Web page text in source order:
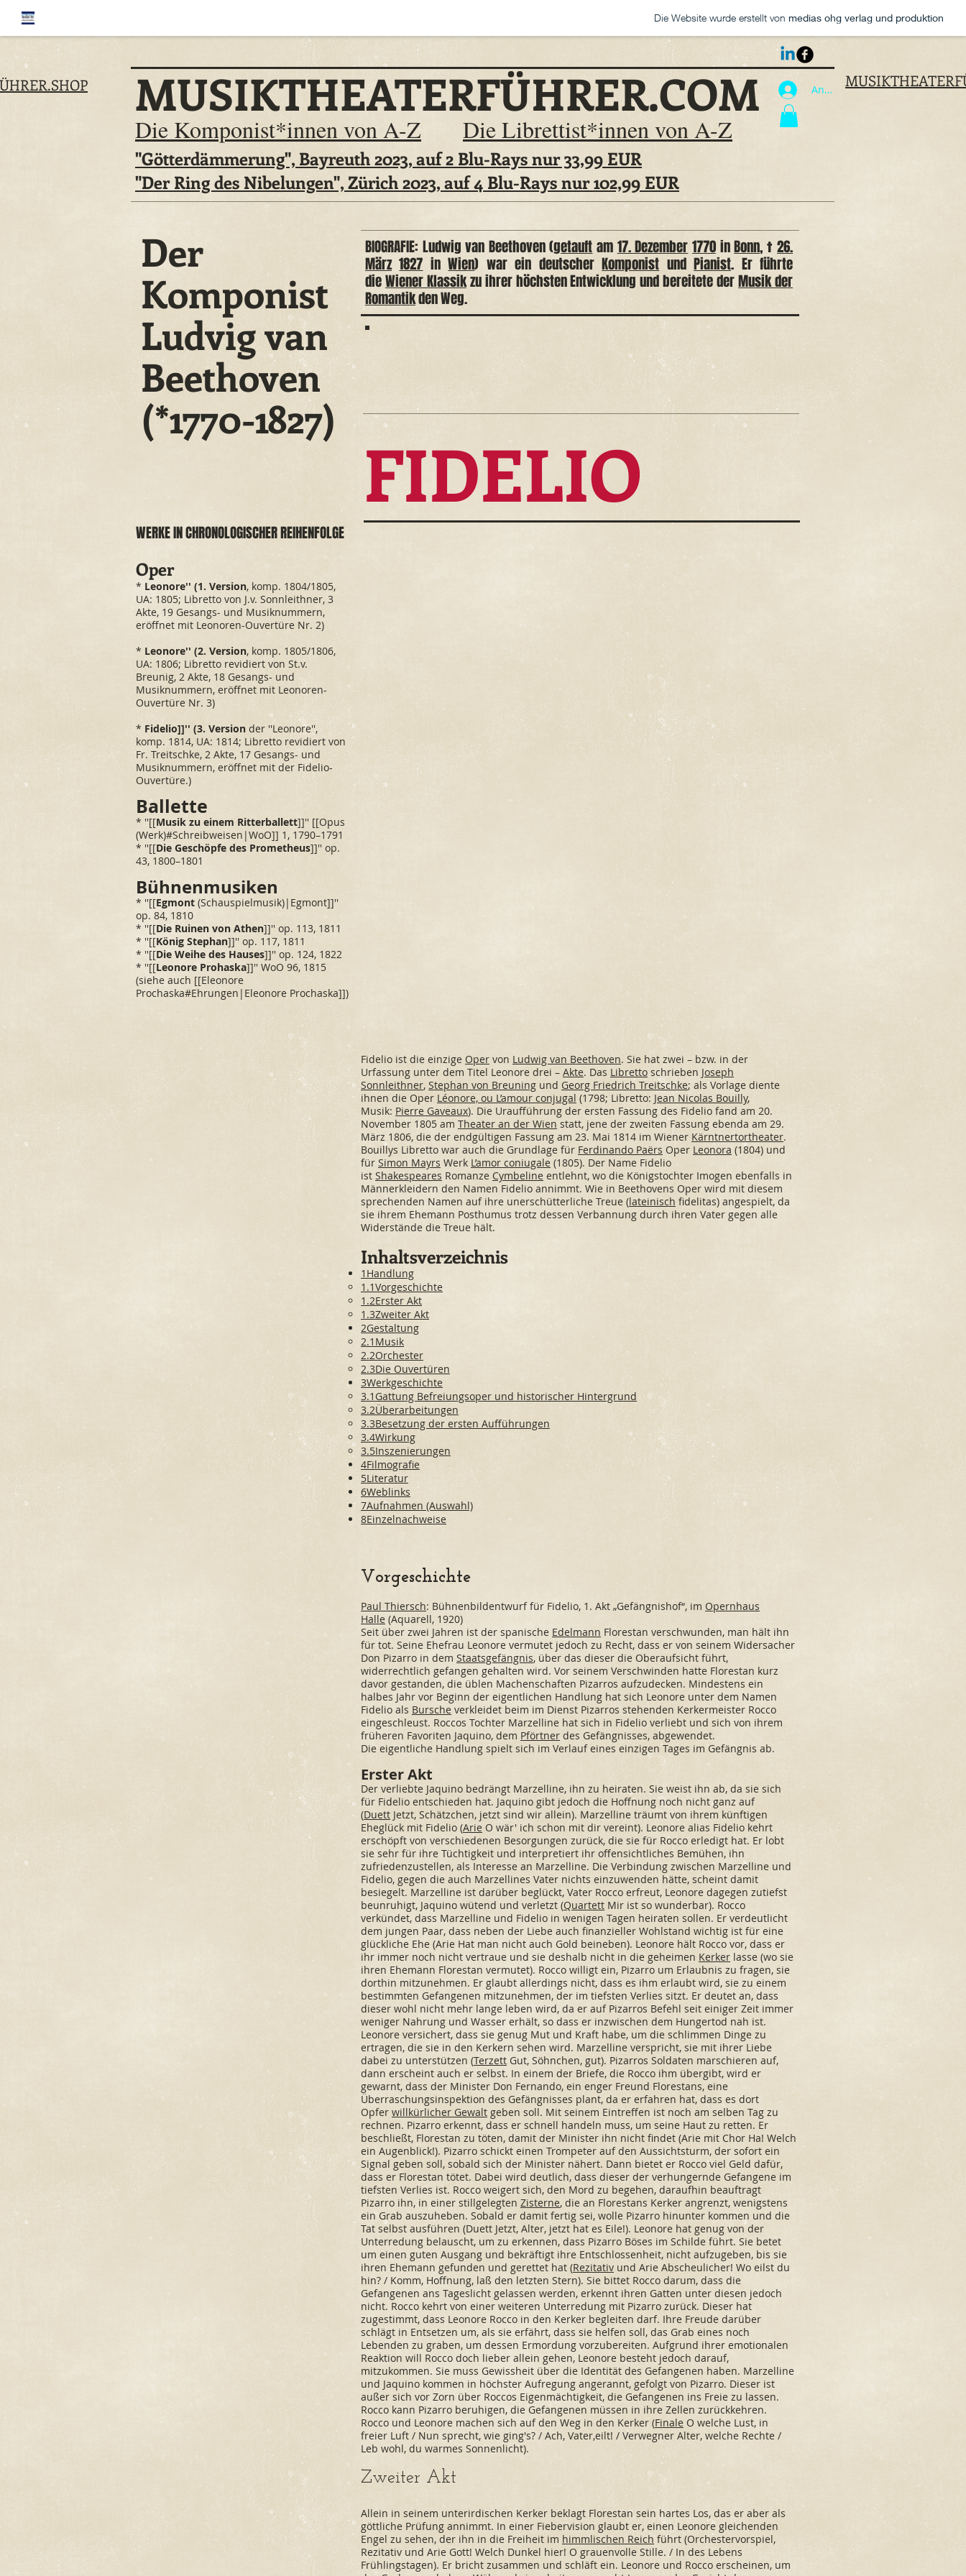
Die Website wurde erstellt von medias ohg verlag und produktion
MUSIKTHEATERFÜHRER.COM Anmelden
Die Komponist*innen von A-Z Die Librettist*innen von A-Z
"Götterdämmerung", Bayreuth 2023, auf 2 Blu-Rays nur 33,99 EUR
"Der Ring des Nibelungen", Zürich 2023, auf 4 Blu-Rays nur 102,99 EUR
Der
Komponist
Ludvig van
Beethoven
(*1770-1827)
BIOGRAFIE: Ludwig van Beethoven (getauft am 17. Dezember 1770inBonn, †26.
März 1827 inWien) war ein deutscherKomponist undPianist. Er führte
dieWiener Klassikzu ihrer höchsten Entwicklung und bereitete derMusik der
Romantikden Weg.
FIDELIO
WERKE IN CHRONOLOGISCHER REIHENFOLGE
Oper
* Leonore'' (1. Version, komp. 1804/1805,
UA: 1805; Libretto von J.v. Sonnleithner, 3
Akte, 19 Gesangs- und Musiknummern,
eröffnet mit Leonoren-Ouvertüre Nr. 2)
* Leonore'' (2. Version, komp. 1805/1806,
UA: 1806; Libretto revidiert von St.v.
Breunig, 2 Akte, 18 Gesangs- und
Musiknummern, eröffnet mit Leonoren-
Ouvertüre Nr. 3)
* Fidelio]]'' (3. Version der ''Leonore'',
komp. 1814, UA: 1814; Libretto revidiert von
Fr. Treitschke, 2 Akte, 17 Gesangs- und
Musiknummern, eröffnet mit der Fidelio-
Ouvertüre.)
Ballette
* ''[[Musik zu einem Ritterballett]]'' [[Opus
(Werk)#Schreibweisen|WoO]] 1, 1790–1791
* ''[[Die Geschöpfe des Prometheus]]'' op.
43, 1800–1801
Bühnenmusiken
* ''[[Egmont (Schauspielmusik)|Egmont]]''
op. 84, 1810
* ''[[Die Ruinen von Athen]]'' op. 113, 1811
* ''[[König Stephan]]'' op. 117, 1811
* ''[[Die Weihe des Hauses]]'' op. 124, 1822
* ''[[Leonore Prohaska]]'' WoO 96, 1815
(siehe auch [[Eleonore
Prochaska#Ehrungen|Eleonore Prochaska]])
Fidelio ist die einzige Oper von Ludwig van Beethoven. Sie hat zwei – bzw. in der
Urfassung unter dem Titel Leonore drei – Akte. Das Librettoschrieben Joseph
Sonnleithner, Stephan von Breuning und Georg Friedrich Treitschke; als Vorlage diente
ihnen die Oper Léonore, ou L’amour conjugal(1798; Libretto: Jean Nicolas Bouilly,
Musik: Pierre Gaveaux). Die Uraufführung der ersten Fassung des Fidelio fand am 20.
November 1805 am Theater an der Wien statt, jene der zweiten Fassung ebenda am 29.
März 1806, die der endgültigen Fassung am 23. Mai 1814 im Wiener Kärntnertortheater.
Bouillys Libretto war auch die Grundlage für Ferdinando Paërs Oper Leonora (1804) und
für Simon Mayrs Werk L’amor coniugale (1805). Der Name Fidelio
ist Shakespeares Romanze Cymbeline entlehnt, wo die Königstochter Imogen ebenfalls in
Männerkleidern den Namen Fidelio annimmt. Wie in Beethovens Oper wird mit diesem
sprechenden Namen auf ihre unerschütterliche Treue (lateinisch fidelitas) angespielt, da
sie ihrem Ehemann Posthumus trotz dessen Verbannung durch ihren Vater gegen alle
Widerstände die Treue hält.
Inhaltsverzeichnis
1Handlung
1.1Vorgeschichte
1.2Erster Akt
1.3Zweiter Akt
2Gestaltung
2.1Musik
2.2Orchester
2.3Die Ouvertüren
3Werkgeschichte
3.1Gattung Befreiungsoper und historischer Hintergrund
3.2Überarbeitungen
3.3Besetzung der ersten Aufführungen
3.4Wirkung
3.5Inszenierungen
4Filmografie
5Literatur
6Weblinks
7Aufnahmen (Auswahl)
8Einzelnachweise
Vorgeschichte
Paul Thiersch: Bühnenbildentwurf für Fidelio, 1. Akt „Gefängnishof“, im Opernhaus
Halle (Aquarell, 1920)
Seit über zwei Jahren ist der spanische Edelmann Florestan verschwunden, man hält ihn
für tot. Seine Ehefrau Leonore vermutet jedoch zu Recht, dass er von seinem Widersacher
Don Pizarro in dem Staatsgefängnis, über das dieser die Oberaufsicht führt,
widerrechtlich gefangen gehalten wird. Vor seinem Verschwinden hatte Florestan kurz
davor gestanden, die üblen Machenschaften Pizarros aufzudecken. Mindestens ein
halbes Jahr vor Beginn der eigentlichen Handlung hat sich Leonore unter dem Namen
Fidelio als Bursche verkleidet beim im Dienst Pizarros stehenden Kerkermeister Rocco
eingeschleust. Roccos Tochter Marzelline hat sich in Fidelio verliebt und sich von ihrem
früheren Favoriten Jaquino, dem Pförtner des Gefängnisses, abgewendet.
Die eigentliche Handlung spielt sich im Verlauf eines einzigen Tages im Gefängnis ab.
Erster Akt
Der verliebte Jaquino bedrängt Marzelline, ihn zu heiraten. Sie weist ihn ab, da sie sich
für Fidelio entschieden hat. Jaquino gibt jedoch die Hoffnung noch nicht ganz auf
(Duett Jetzt, Schätzchen, jetzt sind wir allein). Marzelline träumt von ihrem künftigen
Eheglück mit Fidelio (Arie O wär' ich schon mit dir vereint). Leonore alias Fidelio kehrt
erschöpft von verschiedenen Besorgungen zurück, die sie für Rocco erledigt hat. Er lobt
sie sehr für ihre Tüchtigkeit und interpretiert ihr offensichtliches Bemühen, ihn
zufriedenzustellen, als Interesse an Marzelline. Die Verbindung zwischen Marzelline und
Fidelio, gegen die auch Marzellines Vater nichts einzuwenden hätte, scheint damit
besiegelt. Marzelline ist darüber beglückt, Vater Rocco erfreut, Leonore dagegen zutiefst
beunruhigt, Jaquino wütend und verletzt (Quartett Mir ist so wunderbar). Rocco
verkündet, dass Marzelline und Fidelio in wenigen Tagen heiraten sollen. Er verdeutlicht
dem jungen Paar, dass neben der Liebe auch finanzieller Wohlstand wichtig ist für eine
glückliche Ehe (Arie Hat man nicht auch Gold beineben). Leonore hält Rocco vor, dass er
ihr immer noch nicht vertraue und sie deshalb nicht in die geheimen Kerker lasse (wo sie
ihren Ehemann Florestan vermutet). Rocco willigt ein, Pizarro um Erlaubnis zu fragen, sie
dorthin mitzunehmen. Er glaubt allerdings nicht, dass es ihm erlaubt wird, sie zu einem
bestimmten Gefangenen mitzunehmen, der im tiefsten Verlies sitzt. Er deutet an, dass
dieser wohl nicht mehr lange leben wird, da er auf Pizarros Befehl seit einiger Zeit immer
weniger Nahrung und Wasser erhält, so dass er inzwischen dem Hungertod nah ist.
Leonore versichert, dass sie genug Mut und Kraft habe, um die schlimmen Dinge zu
ertragen, die sie in den Kerkern sehen wird. Marzelline verspricht, sie mit ihrer Liebe
dabei zu unterstützen (Terzett Gut, Söhnchen, gut). Pizarros Soldaten marschieren auf,
dann erscheint auch er selbst. In einem der Briefe, die Rocco ihm übergibt, wird er
gewarnt, dass der Minister Don Fernando, ein enger Freund Florestans, eine
Überraschungsinspektion des Gefängnisses plant, da er erfahren hat, dass es dort
Opfer willkürlicher Gewalt geben soll. Mit seinem Eintreffen ist noch am selben Tag zu
rechnen. Pizarro erkennt, dass er schnell handeln muss, um seine Haut zu retten. Er
beschließt, Florestan zu töten, damit der Minister ihn nicht findet (Arie mit Chor Ha! Welch
ein Augenblick!). Pizarro schickt einen Trompeter auf den Aussichtsturm, der sofort ein
Signal geben soll, sobald sich der Minister nähert. Dann bietet er Rocco viel Geld dafür,
dass er Florestan tötet. Dabei wird deutlich, dass dieser der verhungernde Gefangene im
tiefsten Verlies ist. Rocco weigert sich, den Mord zu begehen, daraufhin beauftragt
Pizarro ihn, in einer stillgelegten Zisterne, die an Florestans Kerker angrenzt, wenigstens
ein Grab auszuheben. Sobald er damit fertig sei, wolle Pizarro hinunter kommen und die
Tat selbst ausführen (Duett Jetzt, Alter, jetzt hat es Eile!). Leonore hat genug von der
Unterredung belauscht, um zu erkennen, dass Pizarro Böses im Schilde führt. Sie betet
um einen guten Ausgang und bekräftigt ihre Entschlossenheit, nicht aufzugeben, bis sie
ihren Ehemann gefunden und gerettet hat (Rezitativ und Arie Abscheulicher! Wo eilst du
hin? / Komm, Hoffnung, laß den letzten Stern). Sie bittet Rocco darum, dass die
Gefangenen ans Tageslicht gelassen werden, erkennt ihren Gatten unter diesen jedoch
nicht. Rocco kehrt von einer weiteren Unterredung mit Pizarro zurück. Dieser hat
zugestimmt, dass Leonore Rocco in den Kerker begleiten darf. Ihre Freude darüber
schlägt in Entsetzen um, als sie erfährt, dass sie helfen soll, das Grab eines noch
Lebenden zu graben, um dessen Ermordung vorzubereiten. Aufgrund ihrer emotionalen
Reaktion will Rocco doch lieber allein gehen, Leonore besteht jedoch darauf,
mitzukommen. Sie muss Gewissheit über die Identität des Gefangenen haben. Marzelline
und Jaquino kommen in höchster Aufregung angerannt, gefolgt von Pizarro. Dieser ist
außer sich vor Zorn über Roccos Eigenmächtigkeit, die Gefangenen ins Freie zu lassen.
Rocco kann Pizarro beruhigen, die Gefangenen müssen in ihre Zellen zurückkehren.
Rocco und Leonore machen sich auf den Weg in den Kerker (Finale O welche Lust, in
freier Luft / Nun sprecht, wie ging's? / Ach, Vater,eilt! / Verwegner Alter, welche Rechte /
Leb wohl, du warmes Sonnenlicht).
Zweiter Akt
Allein in seinem unterirdischen Kerker beklagt Florestan sein hartes Los, das er aber als
göttliche Prüfung annimmt. In einer Fiebervision glaubt er, einen Leonore gleichenden
Engel zu sehen, der ihn in die Freiheit im himmlischen Reich führt (Orchestervorspiel,
Rezitativ und Arie Gott! Welch Dunkel hier! O grauenvolle Stille. / In des Lebens
Frühlingstagen). Er bricht zusammen und schläft ein. Leonore und Rocco erscheinen, um